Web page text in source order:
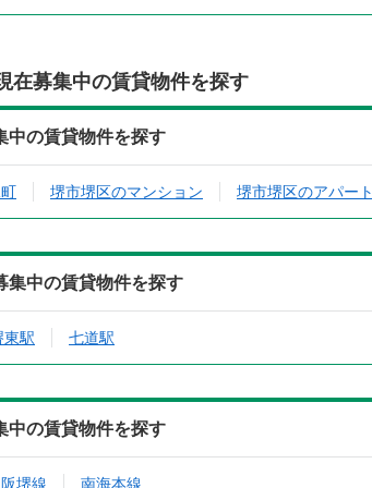
在募集中の賃貸物件を探す
中の賃貸物件を探す
堺市堺区のマンション 堺市堺区のアパート
集中の賃貸物件を探す
東駅 七道駅
中の賃貸物件を探す
堺線 南海本線